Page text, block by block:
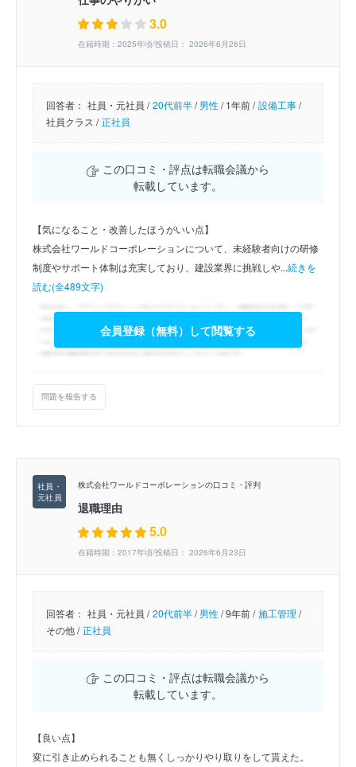
3.0
在籍時期：2025年頃/投稿日： 2026年6月26日
回答者： 社員・元社員 / 20代前半/男性/1年前 / 設備工事/
社員クラス / 正社員
この口コミ・評点は転職会議から
転載しています。
【気になること・改善したほうがいい点】
株式会社ワールドコーポレーションについて、未経験者向けの研修
制度やサポート体制は充実しており、建設業界に挑戦しや...続きを
読む(全489文字)
会員登録（無料）して閲覧する
問題を報告する
株式会社ワールドコーポレーションの口コミ・評判
退職理由
5.0
在籍時期：2017年頃/投稿日： 2026年6月23日
回答者： 社員・元社員 / 20代前半/男性/9年前 / 施工管理 /
その他 / 正社員
この口コミ・評点は転職会議から
転載しています。
【良い点】
変に引き止められることも無くしっかりやり取りをして貰えた。